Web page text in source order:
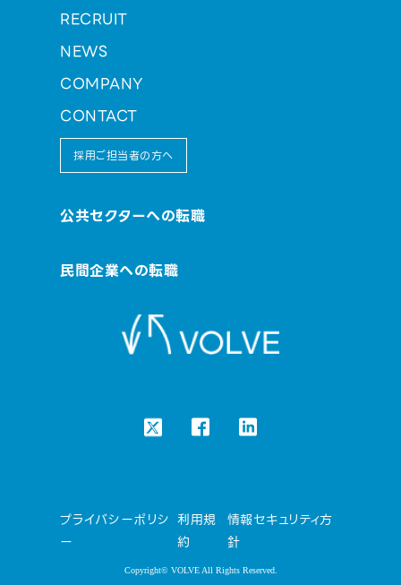
RECRUIT
NEWS
COMPANY
CONTACT
採用ご担当者の方へ
公共セクターへの転職
民間企業への転職
プライバシーポリシ
ー
利用規
約
情報セキュリティ方
針
Copyright© VOLVE All Rights Reserved.